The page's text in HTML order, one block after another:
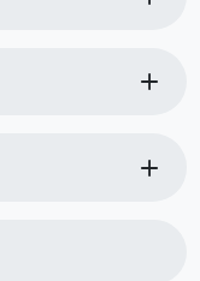
add
add